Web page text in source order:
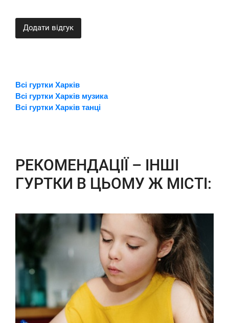
Додати відгук
Всі гуртки Харків
Всі гуртки Харків музика
Всі гуртки Харків танці
РЕКОМЕНДАЦІЇ – ІНШІ
ГУРТКИ В ЦЬОМУ Ж МІСТІ: